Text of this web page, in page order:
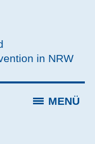
in NRW
MENÜ